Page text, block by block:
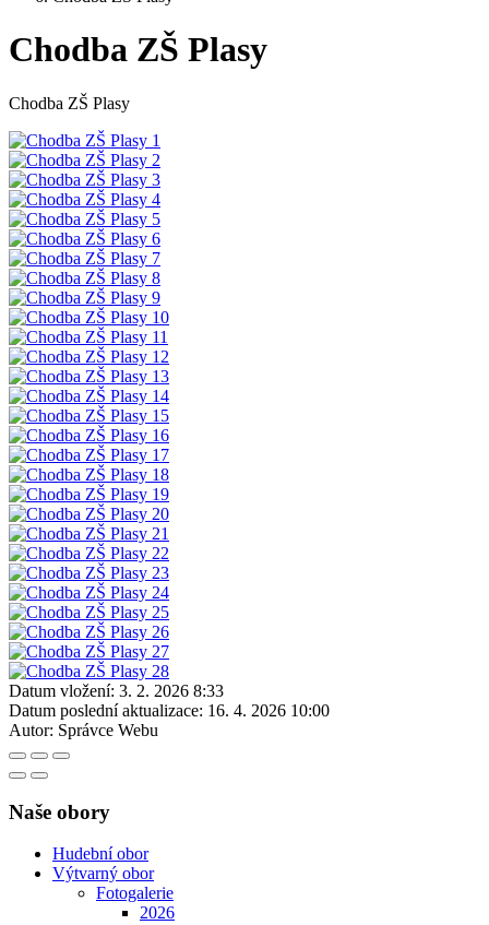
Chodba ZŠ Plasy
Chodba ZŠ Plasy
Datum vložení: 3. 2. 2026 8:33
Datum poslední aktualizace: 16. 4. 2026 10:00
Autor: Správce Webu
Naše obory
Hudební obor
Výtvarný obor
Fotogalerie
2026